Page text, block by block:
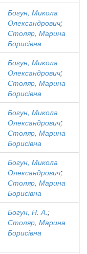
Богун, Микола
Олександрович;
Столяр, Марина
Борисівна
Богун, Микола
Олександрович;
Столяр, Марина
Борисівна
Богун, Микола
Олександрович;
Столяр, Марина
Борисівна
Богун, Микола
Олександрович;
Столяр, Марина
Борисівна
Богун, Н. А.;
Столяр, Марина
Борисівна